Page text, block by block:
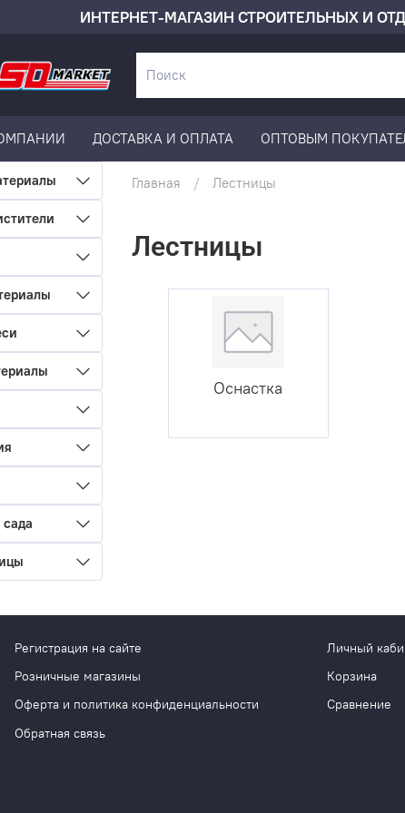
ИНТЕРНЕТ-МАГАЗИН СТРОИТЕЛЬНЫХ И
ДОСТАВКА И ОПЛАТА ОПТОВЫМ
Главная Лестницы
Лестницы
Оснастка
Регистрация на сайте
Розничные магазины
Оферта и политика конфиденциальности
Обратная связь
Личный
Корзина
Сравнение